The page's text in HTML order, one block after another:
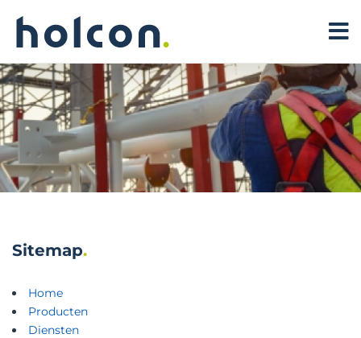
Sitemap
Home
Producten
Diensten